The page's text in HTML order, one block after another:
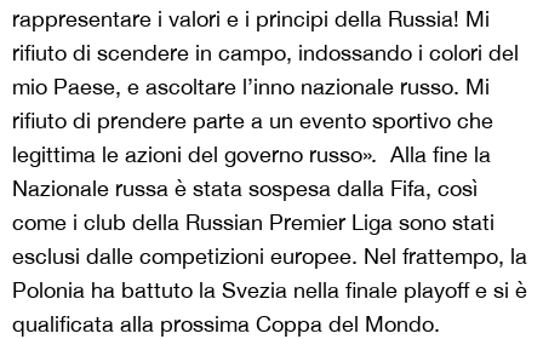
rappresentare i valori e i principi della Russia! Mi
rifiuto di scendere in campo, indossando i colori del
mio Paese, e ascoltare l’inno nazionale russo. Mi
rifiuto di prendere parte a un evento sportivo che
legittima le azioni del governo russo». Alla fine la
Nazionale russa è stata sospesa dalla Fifa, così
come i club della Russian Premier Liga sono stati
esclusi dalle competizioni europee. Nel frattempo, la
Polonia ha battuto la Svezia nella finale playoff e si è
qualificata alla prossima Coppa del Mondo.